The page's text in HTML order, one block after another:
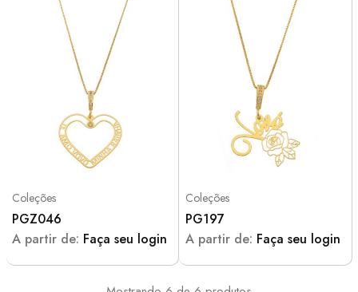
Coleções
PGZ046
A partir de: Faça seu login
Coleções
PG197
A partir de: Faça seu login